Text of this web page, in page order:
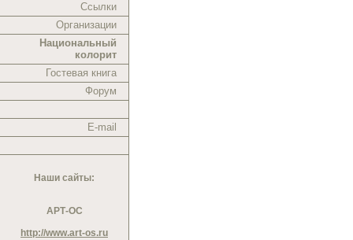
Ссылки
Организации
Национальный
колорит
Гостевая книга
Форум
E-mail
Наши сайты:
АРТ-ОС
http://www.art-os.ru